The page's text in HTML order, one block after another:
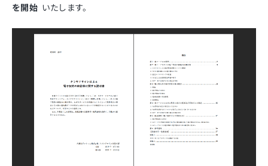
を開始 いたします。